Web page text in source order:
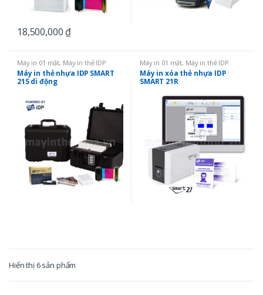
18,500,000 ₫
Máy in 01 mặt, Máy in thẻ IDP
SMART Máy in thẻ nhựa,SMART
21
Máy in thẻ nhựa IDP SMART
21S di động
Máy in 01 mặt, Máy in thẻ IDP
SMART Máy in thẻ nhựa ,Máy in
thẻ ReWrite, SMART 21
Máy in xóa thẻ nhựa IDP
SMART 21R
Hiển thị 6 sản phẩm